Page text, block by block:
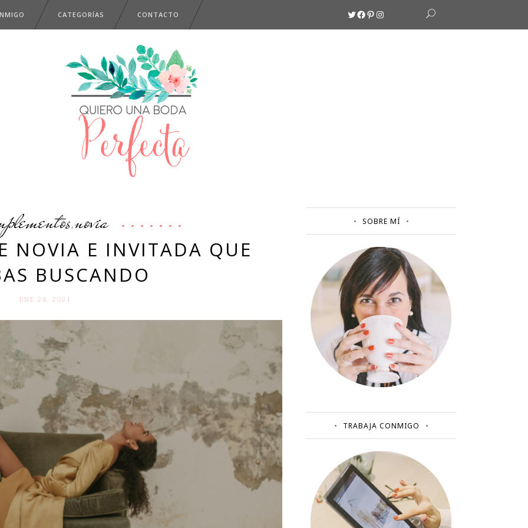
CATEGORÍAS CONTACTO Twitter
Facebook
Pinterest
Instagram
,novia
NOVIA E INVITADA QUE
BUSCANDO
ENE 26. 2021
SOBRE MÍ
TRABAJA CONMIGO